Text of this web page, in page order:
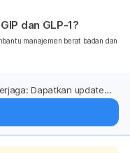
dan GLP-1?
manajemen berat badan dan
Dapatkan update